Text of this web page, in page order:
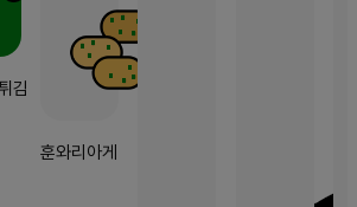
김
훈와리아게